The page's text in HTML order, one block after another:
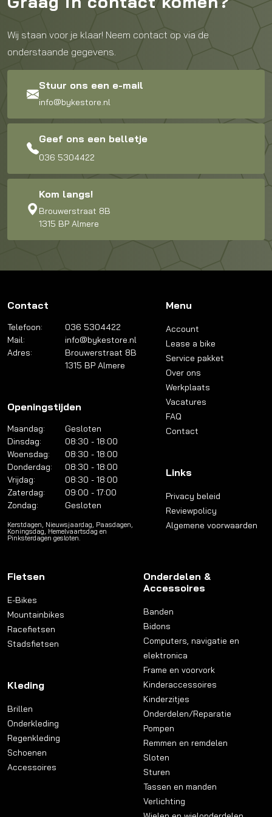
Wij staan voor je klaar! Neem contact op via de
onderstaande gegevens.
Stuur ons een e-mail
info@bykestore.nl
Geef ons een belletje
036 5304422
Kom langs!
Brouwerstraat 8B
1315 BP Almere
Contact
Telefoon:
036 5304422
Mail:
info@bykestore.nl
Adres:
Brouwerstraat 8B
1315 BP Almere
Openingstijden
Maandag:
Gesloten
Dinsdag:
08:30 - 18:00
Woensdag:
08:30 - 18:00
Donderdag:
08:30 - 18:00
Vrijdag:
08:30 - 18:00
Zaterdag:
09:00 - 17:00
Zondag:
Gesloten
Kerstdagen, Nieuwsjaardag, Paasdagen,
Koningsdag, Hemelvaartsdag en
Pinksterdagen gesloten.
Menu
Account
Lease a bike
Service pakket
Over ons
Werkplaats
Vacatures
FAQ
Contact
Links
Privacy beleid
Reviewpolicy
Algemene voorwaarden
Fietsen
E-Bikes
Mountainbikes
Racefietsen
Stadsfietsen
Kleding
Brillen
Onderkleding
Regenkleding
Schoenen
Accessoires
Onderdelen &
Accessoires
Banden
Bidons
Computers, navigatie en
elektronica
Frame en voorvork
Kinderaccessoires
Kinderzitjes
Onderdelen/Reparatie
Pompen
Remmen en remdelen
Sloten
Sturen
Tassen en manden
Verlichting